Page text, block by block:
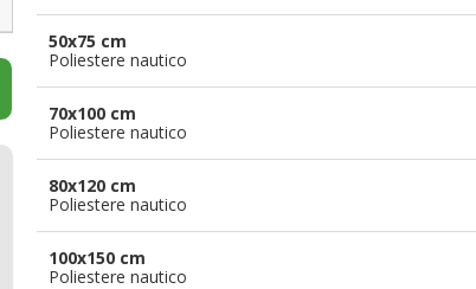
50x75 cm
Poliestere nautico
70x100 cm
Poliestere nautico
80x120 cm
Poliestere nautico
100x150 cm
Poliestere nautico